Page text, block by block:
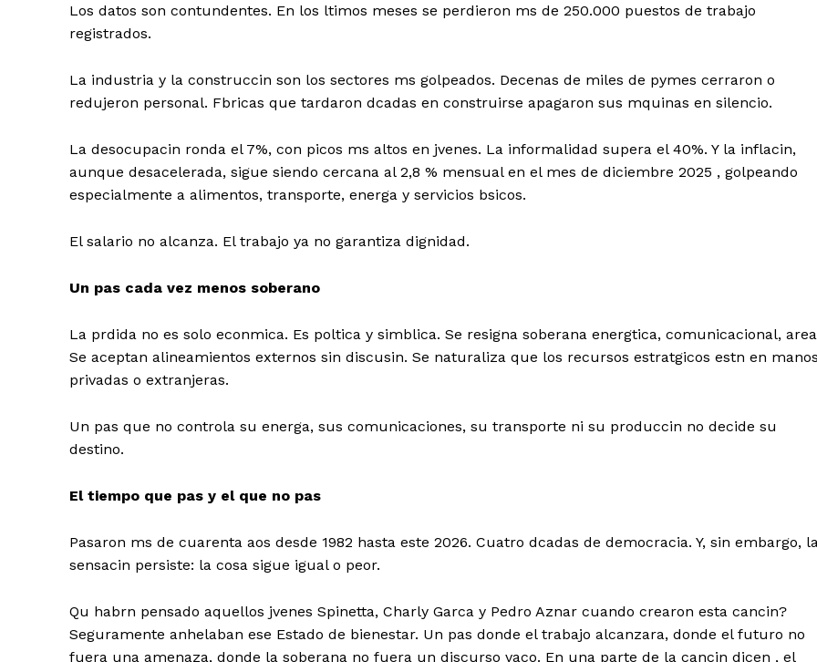
Los datos son contundentes. En los ltimos meses se perdieron ms de 250.000 puestos de trabajo
registrados.
La industria y la construccin son los sectores ms golpeados. Decenas de miles de pymes cerraron o
redujeron personal. Fbricas que tardaron dcadas en construirse apagaron sus mquinas en silencio.
La desocupacin ronda el 7%, con picos ms altos en jvenes. La informalidad supera el 40%. Y la inflacin,
aunque desacelerada, sigue siendo cercana al 2,8 % mensual en el mes de diciembre 2025 , golpeando
especialmente a alimentos, transporte, energa y servicios bsicos.
El salario no alcanza. El trabajo ya no garantiza dignidad.
Un pas cada vez menos soberano
La prdida no es solo econmica. Es poltica y simblica. Se resigna soberana energtica, comunicacional,
Se aceptan alineamientos externos sin discusin. Se naturaliza que los recursos estratgicos estn en
privadas o extranjeras.
Un pas que no controla su energa, sus comunicaciones, su transporte ni su produccin no decide su
destino.
El tiempo que pas y el que no pas
Pasaron ms de cuarenta aos desde 1982 hasta este 2026. Cuatro dcadas de democracia. Y, sin embargo,
sensacin persiste: la cosa sigue igual o peor.
Qu habrn pensado aquellos jvenes Spinetta, Charly Garca y Pedro Aznar cuando crearon esta cancin?
Seguramente anhelaban ese Estado de bienestar. Un pas donde el trabajo alcanzara, donde el futuro no
fuera una amenaza, donde la soberana no fuera un discurso vaco. En una parte de la cancin dicen , el